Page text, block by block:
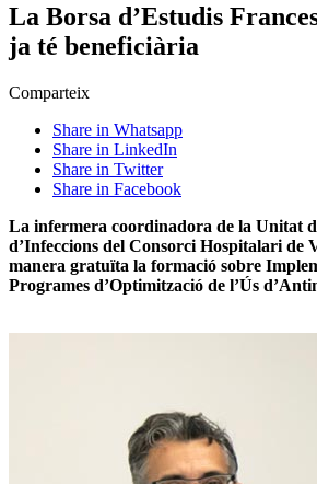
La Borsa d’Estudis
ja té beneficiària
Comparteix
Share in Whatsapp
Share in LinkedIn
Share in Twitter
Share in Facebook
La infermera coordinadora de la Unitat
d’Infeccions del Consorci Hospitalari de
manera gratuïta la formació sobre
Programes d’Optimització de l’Ús